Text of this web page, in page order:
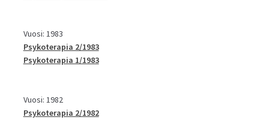
Vuosi: 1983
Psykoterapia 2/1983
Psykoterapia 1/1983
Vuosi: 1982
Psykoterapia 2/1982